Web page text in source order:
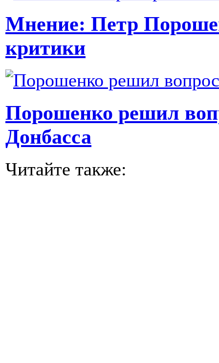
Мнение: Петр
критики
Порошенко решил
Донбасса
Читайте также: